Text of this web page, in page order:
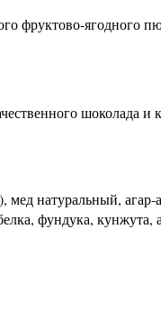
фруктово-ягодного
шоколада и
натуральный,
фундука, кунжута,